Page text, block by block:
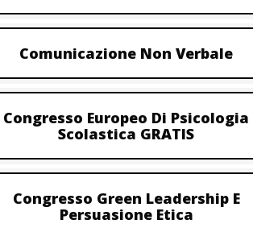
Comunicazione Non Verbale
Congresso Europeo Di Psicologia
Scolastica GRATIS
Congresso Green Leadership E
Persuasione Etica